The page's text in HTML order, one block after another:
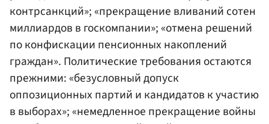
контрсанкций»; «прекращение вливаний сотен
миллиардов в госкомпании»; «отмена решений
по конфискации пенсионных накоплений
граждан». Политические требования остаются
прежними: «безусловный допуск
оппозиционных партий и кандидатов к участию
в выборах»; «немедленное прекращение войны